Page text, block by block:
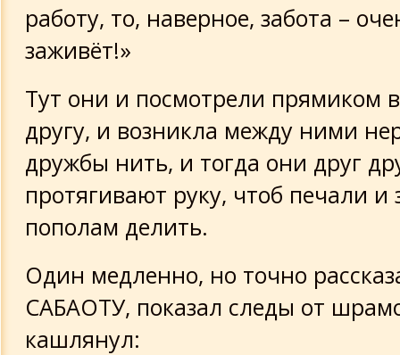
работу, то, наверное, забота –
заживёт!»
Тут они и посмотрели прямиком в
другу, и возникла между ними
дружбы нить, и тогда они друг
протягивают руку, чтоб печали и
пополам делить.
Один медленно, но точно
САБАОТУ, показал следы от
кашлянул: